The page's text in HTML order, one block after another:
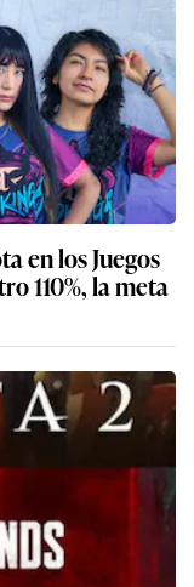
en los Juegos
110%, la meta